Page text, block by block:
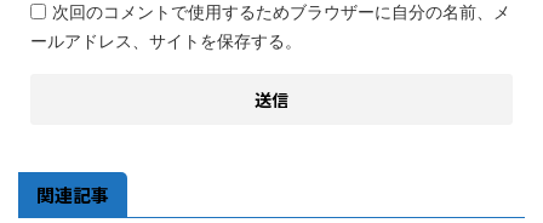
次回のコメントで使用するためブラウザーに自分の名前、メ
ールアドレス、サイトを保存する。
関連記事